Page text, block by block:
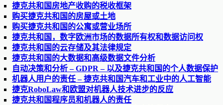
捷克共和国房地产收购的税收框架
购买捷克共和国的房屋或土地
购买捷克共和国的公寓或营业场所
捷克共和国，数字欧洲市场的数据所有权和数据访问权
捷克共和国的云存储及其法律规定
捷克共和国的大数据和高级数据文件分析
自动决策和分析 – GDPR – 以及捷克共和国的个人数据保护
机器人用户的责任 – 捷克共和国汽车和工业中的人工智能
捷克RoboLaw和欧盟对机器人技术进步的反应
捷克共和国程序员和机器人的责任